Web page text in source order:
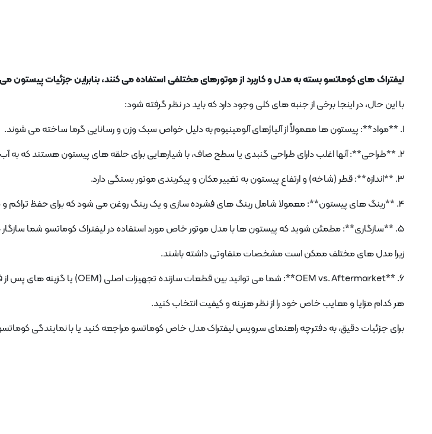
لیفتراک های کوماتسو بسته به مدل و کاربرد از موتورهای مختلفی استفاده می کنند، بنابراین جزئیات پیستون
با این حال، در اینجا برخی از جنبه های کلی وجود دارد که باید در نظر گرفته شود:
1. **مواد**: پیستون ها معمولاً از آلیاژهای آلومینیوم به دلیل خواص سبک وزن و رسانایی گرما ساخته می شوند.
2. **طراحی**: آنها اغلب دارای طراحی گنبدی یا سطح صاف، با شیارهایی برای حلقه های پیستون هستند که به آب بندی محفظه احتراق و کنترل مصرف روغن کمک می کند.
3. **اندازه**: قطر (شاخه) و ارتفاع پیستون به تغییر مکان و پیکربندی موتور بستگی دارد.
4. **رینگ های پیستون**: معمولا شامل رینگ های فشرده سازی و یک رینگ روغن می شود که برای حفظ تراکم و کاهش نشت روغن بسیار مهم هستند.
5. **سازگاری**: مطمئن شوید که پیستون ها با مدل موتور خاص مورد استفاده در لیفتراک کوماتسو شما سازگار هستند،
زیرا مدل های مختلف ممکن است مشخصات متفاوتی داشته باشند.
6. **OEM vs. Aftermarket**: شما می توانید بین قطعات سازنده تجهیزات اصلی (OEM) یا گزینه های پس از فروش،
هر کدام مزایا و معایب خاص خود را از نظر هزینه و کیفیت انتخاب کنید.
برای جزئیات دقیق، به دفترچه راهنمای سرویس لیفتراک مدل خاص کوماتسو مراجعه کنید یا با نمایندگی